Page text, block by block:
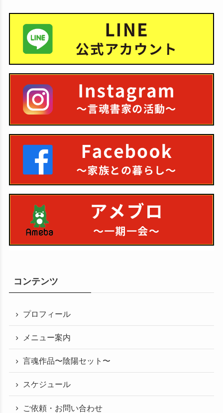
コンテンツ
プロフィール
メニュー案内
言魂作品〜陰陽セット〜
スケジュール
ご依頼・お問い合わせ